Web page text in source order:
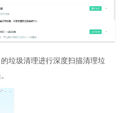
垃圾清理进行深度扫描清理垃